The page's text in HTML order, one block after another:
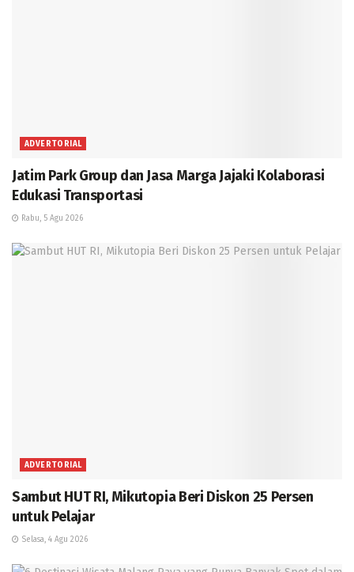
ADVERTORIAL
Jatim Park Group dan Jasa Marga Jajaki Kolaborasi
Edukasi Transportasi
Rabu, 5 Agu 2026
ADVERTORIAL
Sambut HUT RI, Mikutopia Beri Diskon 25 Persen
untuk Pelajar
Selasa, 4 Agu 2026